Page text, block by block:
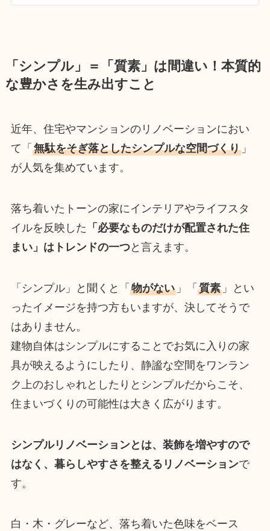
「シンプル」＝「質素」は間違い！本質的
な豊かさを生み出すこと
近年、住宅やマンションのリノベーションにおい
て「 無駄をそぎ落としたシンプルな空間づくり」
が人気を集めています。
落ち着いたトーンの家にインテリアやライフスタ
イルを反映した 「必要なものだけが配置された住
まい」はトレンドの一つと言えます。
「シンプル」と聞くと「 物がない」「 質素」とい
ったイメージを持つ方もいますが、決してそうで
はありません。
建物自体はシンプルにすることでお気に入りの家
具が映えるようにしたり、静謐な空間をワンラン
ク上のおしゃれとしたりとシンプルだからこそ、
住まいづくりの可能性は大きく広がります。
シンプルリノベーションとは、装飾を増やすので
はなく、暮らしやすさを整えるリノベーションで
す。
白・木・グレーなど、落ち着いた色味をベース